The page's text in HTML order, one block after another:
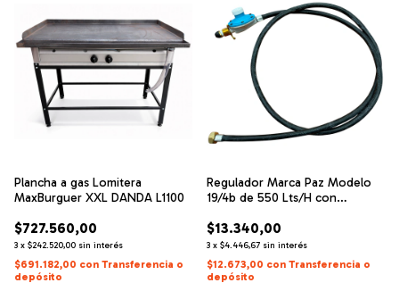
Plancha a gas Lomitera
MaxBurguer XXL DANDA L1100
$727.560,00
3 x $242.520,00 sin interés
$691.182,00 con Transferencia o
depósito
Regulador Marca Paz Modelo
19/4b de 550 Lts/H con
$13.340,00
3 x $4.446,67 sin interés
$12.673,00 con Transferencia o
depósito